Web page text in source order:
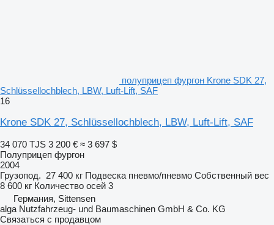
полуприцеп фургон Krone SDK 27,
Schlüssellochblech, LBW, Luft-Lift, SAF
16
Krone SDK 27, Schlüssellochblech, LBW, Luft-Lift, SAF
34 070 TJS 3 200 € ≈ 3 697 $
Полуприцеп фургон
2004
Грузопод. 27 400 кг Подвеска пневмо/пневмо Собственный вес
8 600 кг Количество осей 3
Германия, Sittensen
alga Nutzfahrzeug- und Baumaschinen GmbH & Co. KG
Связаться с продавцом